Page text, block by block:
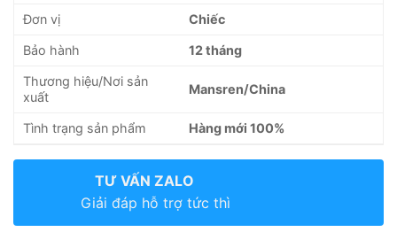
Đơn vị Chiếc
Bảo hành 12 tháng
Thương hiệu/Nơi sản
xuất
Mansren/China
Tình trạng sản phẩm Hàng mới 100%
TƯ VẤN ZALO
Giải đáp hỗ trợ tức thì